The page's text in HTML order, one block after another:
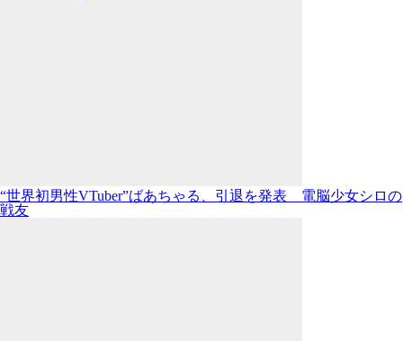
“世界初男性VTuber”ばあちゃる、引退を発表 電脳少女シロの
戦友